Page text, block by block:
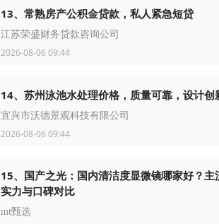
13、常熟房产公积金贷款，私人紧急短贷
江苏荣盛财务贷款咨询公司
2026-08-06 09:44
14、苏州泳池水处理价格，质量可靠，设计创
宜兴市沃德景观科技有限公司
2026-08-06 09:44
15、国产之光：国内清洁度显微镜哪家好？主
实力与口碑对比
mt甄选